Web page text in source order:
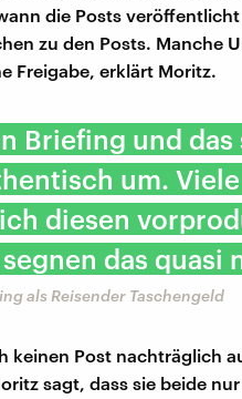
die Posts
zu den Posts. Manche
Freigabe, erklärt Moritz.
Briefing und das
um.
diesen
das quasi
als Reisender Taschengeld
keinen Post nachträglich
sagt, dass sie beide